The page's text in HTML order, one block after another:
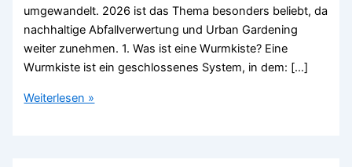
umgewandelt. 2026 ist das Thema besonders beliebt, da
nachhaltige Abfallverwertung und Urban Gardening
weiter zunehmen. 1. Was ist eine Wurmkiste? Eine
Wurmkiste ist ein geschlossenes System, in dem: […]
Wurmkiste
Weiterlesen »